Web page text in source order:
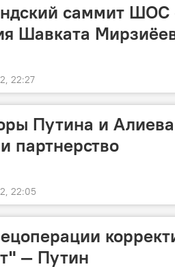
саммит ШОС
Шавката
22:27
Путина и
партнерство
22:05
— Путин